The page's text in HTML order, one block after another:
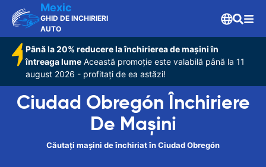
Mexic
GHID DE INCHIRIERI
AUTO
Până la 20% reducere la închirierea de mașini în
întreaga lume Această promoție este valabilă până la 11
august 2026 - profitați de ea astăzi!
Ciudad Obregón Închiriere
De Maşini
Căutați mașini de închiriat în Ciudad Obregón